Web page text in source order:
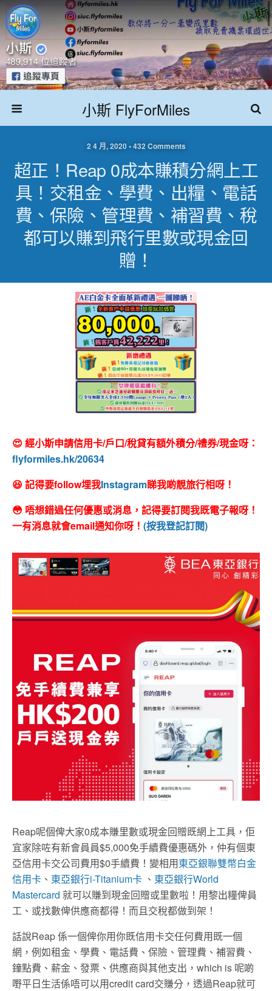
小斯 FlyForMiles
2 4 月, 2020 • 432 Comments
超正！Reap 0成本賺積分網上工
具！交租金、學費、出糧、電話
費、保險、管理費、補習費、稅
都可以賺到飛行里數或現金回
贈！
😍 經小斯申請信用卡/戶口/稅貸有額外積分/禮券/現金呀：
flyformiles.hk/20634
😆 記得要follow埋我Instagram睇我啲靚旅行相呀！
😳 唔想錯過任何優惠或消息，記得要訂閱我既電子報呀！
一有消息就會email通知你呀！ (按我登記訂閱)
Reap呢個俾大家0成本賺里數或現金回贈既網上工具，佢
宜家除咗有新會員員$5,000免手續費優惠碼外，仲有個東
亞信用卡交公司費用$0手續費！變相用東亞銀聯雙幣白金
信用卡 、 東亞銀行i-Titanium卡 、 東亞銀行World
Mastercard 就可以賺到現金回贈或里數啦！用黎出糧俾員
工、或找數俾供應商都得！而且交稅都做到架！
話說Reap 係一個俾你用你既信用卡交任何費用既一個
網，例如租金、學費、電話費、保險、管理費、補習費、
鐘點費、薪金、發票、供應商與其他支出，which is 呢啲
嘢平日生活係唔可以用credit card交賺分，透過Reap就可